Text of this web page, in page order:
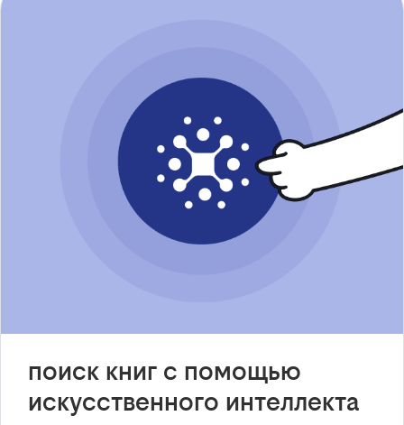
поиск книг с помощью
искусственного интеллекта